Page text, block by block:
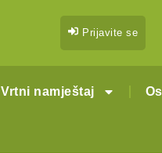
Prijavite se
Vrtni namještaj